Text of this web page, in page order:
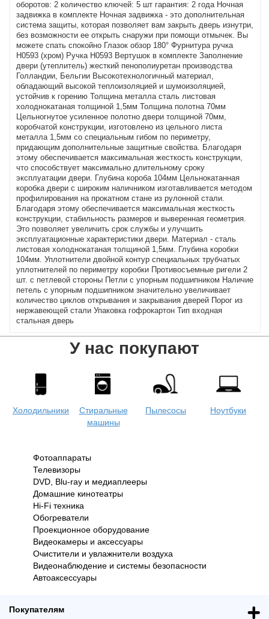
оборотов: 2 количество ключей: 5 шт гарантия: 2 года Ночная
задвижка в комплекте Ночная задвижка - это дополнительная
система защиты, которая позволяет вам закрыть дверь изнутри,
без возможности ее открыть снаружи при помощи отмычек. Вы
можете спать спокойно Глазок обзор 180° Фурнитура ручка
H0593 (хром) Ручка H0593 Вертушок в комплекте Заполнение
двери (утеплитель) жесткий пенополиуретан производства
Голландии, Бельгии Высокотехнологичный материал,
обладающий высокой теплоизоляцией и шумоизоляцией,
устойчив к горению Толщина металла сталь листовая
холоднокатаная толщиной 1,5мм Толщина полотна 70мм
Цельногнутое усиленное полотно двери толщиной 70мм,
коробчатой конструкции, изготовлено из цельного листа
металла 1,5мм со специальным гибом по периметру,
придающим дополнительные защитные свойства. Благодаря
этому обеспечивается максимальная жесткость конструкции,
что способствует максимально длительному сроку
эксплуатации двери. Глубина короба 104мм Цельнокатанная
коробка двери с широким наличником изготавливается методом
профилирования на прокатном стане из рулонной стали.
Благодаря этому обеспечивается максимальная жесткость
конструкции, стабильность размеров и выверенная геометрия.
Это позволяет увеличить срок службы и улучшить
эксплуатационные характеристики двери. Материал - сталь
листовая холоднокатаная толщиной 1,5мм. Глубина коробки
104мм. Уплотнители двойной контур специальных трубчатых
уплотнителей по периметру коробки Противосъемные ригели 2
шт. с петлевой стороны Петли с упорным подшипником Наличие
петель с упорным подшипником значительно увеличивает
количество циклов открывания и закрывания дверей Порог из
нержавеющей стали Упаковка гофрокартон Тип входная
стальная дверь
У нас покупают
Холодильники
Стиральные
машины
Пылесосы Ноутбуки
Одежда
кофемашины
Планшеты Моноблоки
Фотоаппараты
Телевизоры
DVD, Blu-ray и медиаплееры
Домашние кинотеатры
Hi-Fi техника
Обогреватели
Проекционное оборудование
Видеокамеры и аксессуары
Очистители и увлажнители воздуха
Видеонаблюдение и системы безопасности
Автоаксессуары
Покупателям